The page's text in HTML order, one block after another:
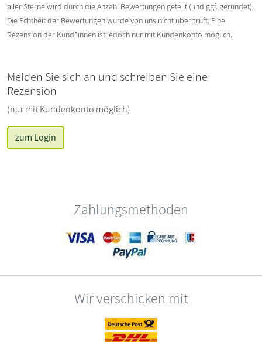
aller Sterne wird durch die Anzahl Bewertungen geteilt (und ggf. gerundet).
Die Echtheit der Bewertungen wurde von uns nicht überprüft. Eine
Rezension der Kund*innen ist jedoch nur mit Kundenkonto möglich.
Melden Sie sich an und schreiben Sie eine
Rezension
(nur mit Kundenkonto möglich)
zum Login
Zahlungsmethoden
Wir verschicken mit